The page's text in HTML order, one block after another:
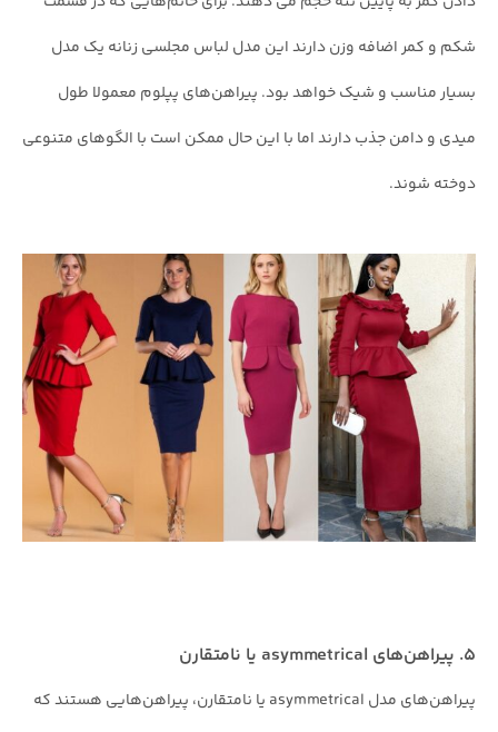
شکم و کمر اضافه وزن دارند این مدل لباس مجلسی زنانه یک مدل
بسیار مناسب و شیک خواهد بود. پیراهن‌های پپلوم معمولا طول
میدی و دامن جذب دارند اما با این حال ممکن است با الگوهای متنوعی
دوخته شوند.
۵. پیراهن‌های asymmetrical یا نامتقارن
پیراهن‌های مدل asymmetrical یا نامتقارن، پیراهن‌هایی هستند که